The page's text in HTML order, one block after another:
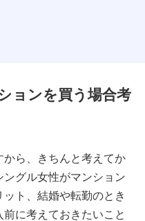
ョンを買う場合考
ら、きちんと考えてか
グル女性がマンション
ト、結婚や転勤のとき
に考えておきたいこと